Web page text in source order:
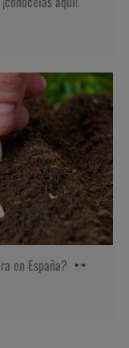
en España?